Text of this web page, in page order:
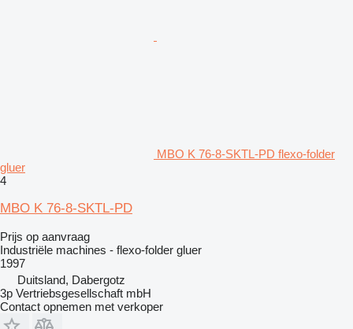
MBO K 76-8-SKTL-PD flexo-folder
gluer
4
MBO K 76-8-SKTL-PD
Prijs op aanvraag
Industriële machines - flexo-folder gluer
1997
Duitsland, Dabergotz
3p Vertriebsgesellschaft mbH
Contact opnemen met verkoper